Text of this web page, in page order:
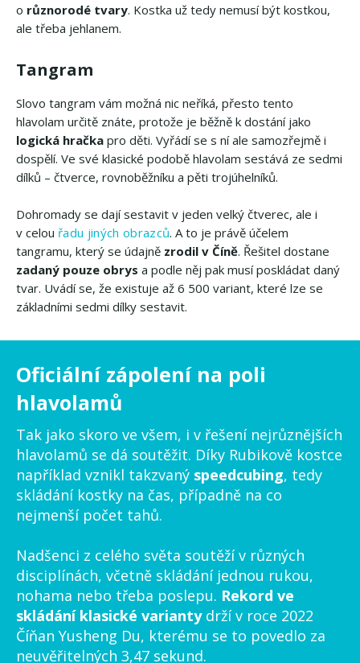
o různorodé tvary. Kostka už tedy nemusí být kostkou,
ale třeba jehlanem.
Tangram
Slovo tangram vám možná nic neříká, přesto tento
hlavolam určitě znáte, protože je běžně k dostání jako
logická hračka pro děti. Vyřádí se s ní ale samozřejmě i
dospělí. Ve své klasické podobě hlavolam sestává ze sedmi
dílků – čtverce, rovnoběžníku a pěti trojúhelníků.
Dohromady se dají sestavit v jeden velký čtverec, ale i
v celou řadu jiných obrazců. A to je právě účelem
tangramu, který se údajně zrodil v Číně. Řešitel dostane
zadaný pouze obrys a podle něj pak musí poskládat daný
tvar. Uvádí se, že existuje až 6 500 variant, které lze se
základními sedmi dílky sestavit.
Oficiální zápolení na poli
hlavolamů
Tak jako skoro ve všem, i v řešení nejrůznějších
hlavolamů se dá soutěžit. Díky Rubikově kostce
například vznikl takzvaný speedcubing, tedy
skládání kostky na čas, případně na co
nejmenší počet tahů.
Nadšenci z celého světa soutěží v různých
disciplínách, včetně skládání jednou rukou,
nohama nebo třeba poslepu. Rekord ve
skládání klasické variantydrží v roce 2022
Číňan Yusheng Du, kterému se to povedlo za
neuvěřitelných 3,47 sekund.